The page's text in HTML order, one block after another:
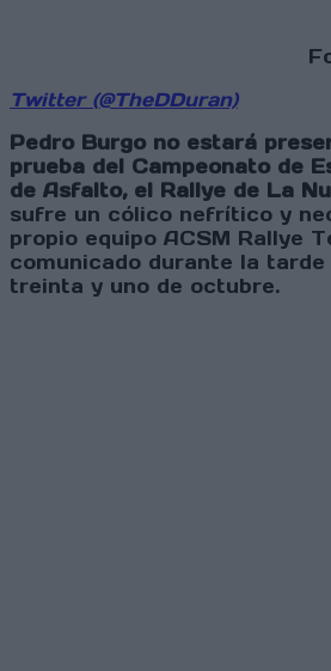
Twitter (@TheDDuran)
Pedro Burgo no estará
prueba del Campeonato de
de Asfalto, el Rallye de La
sufre un cólico nefrítico y
propio equipo ACSM Rallye
comunicado durante la
treinta y uno de octubre.